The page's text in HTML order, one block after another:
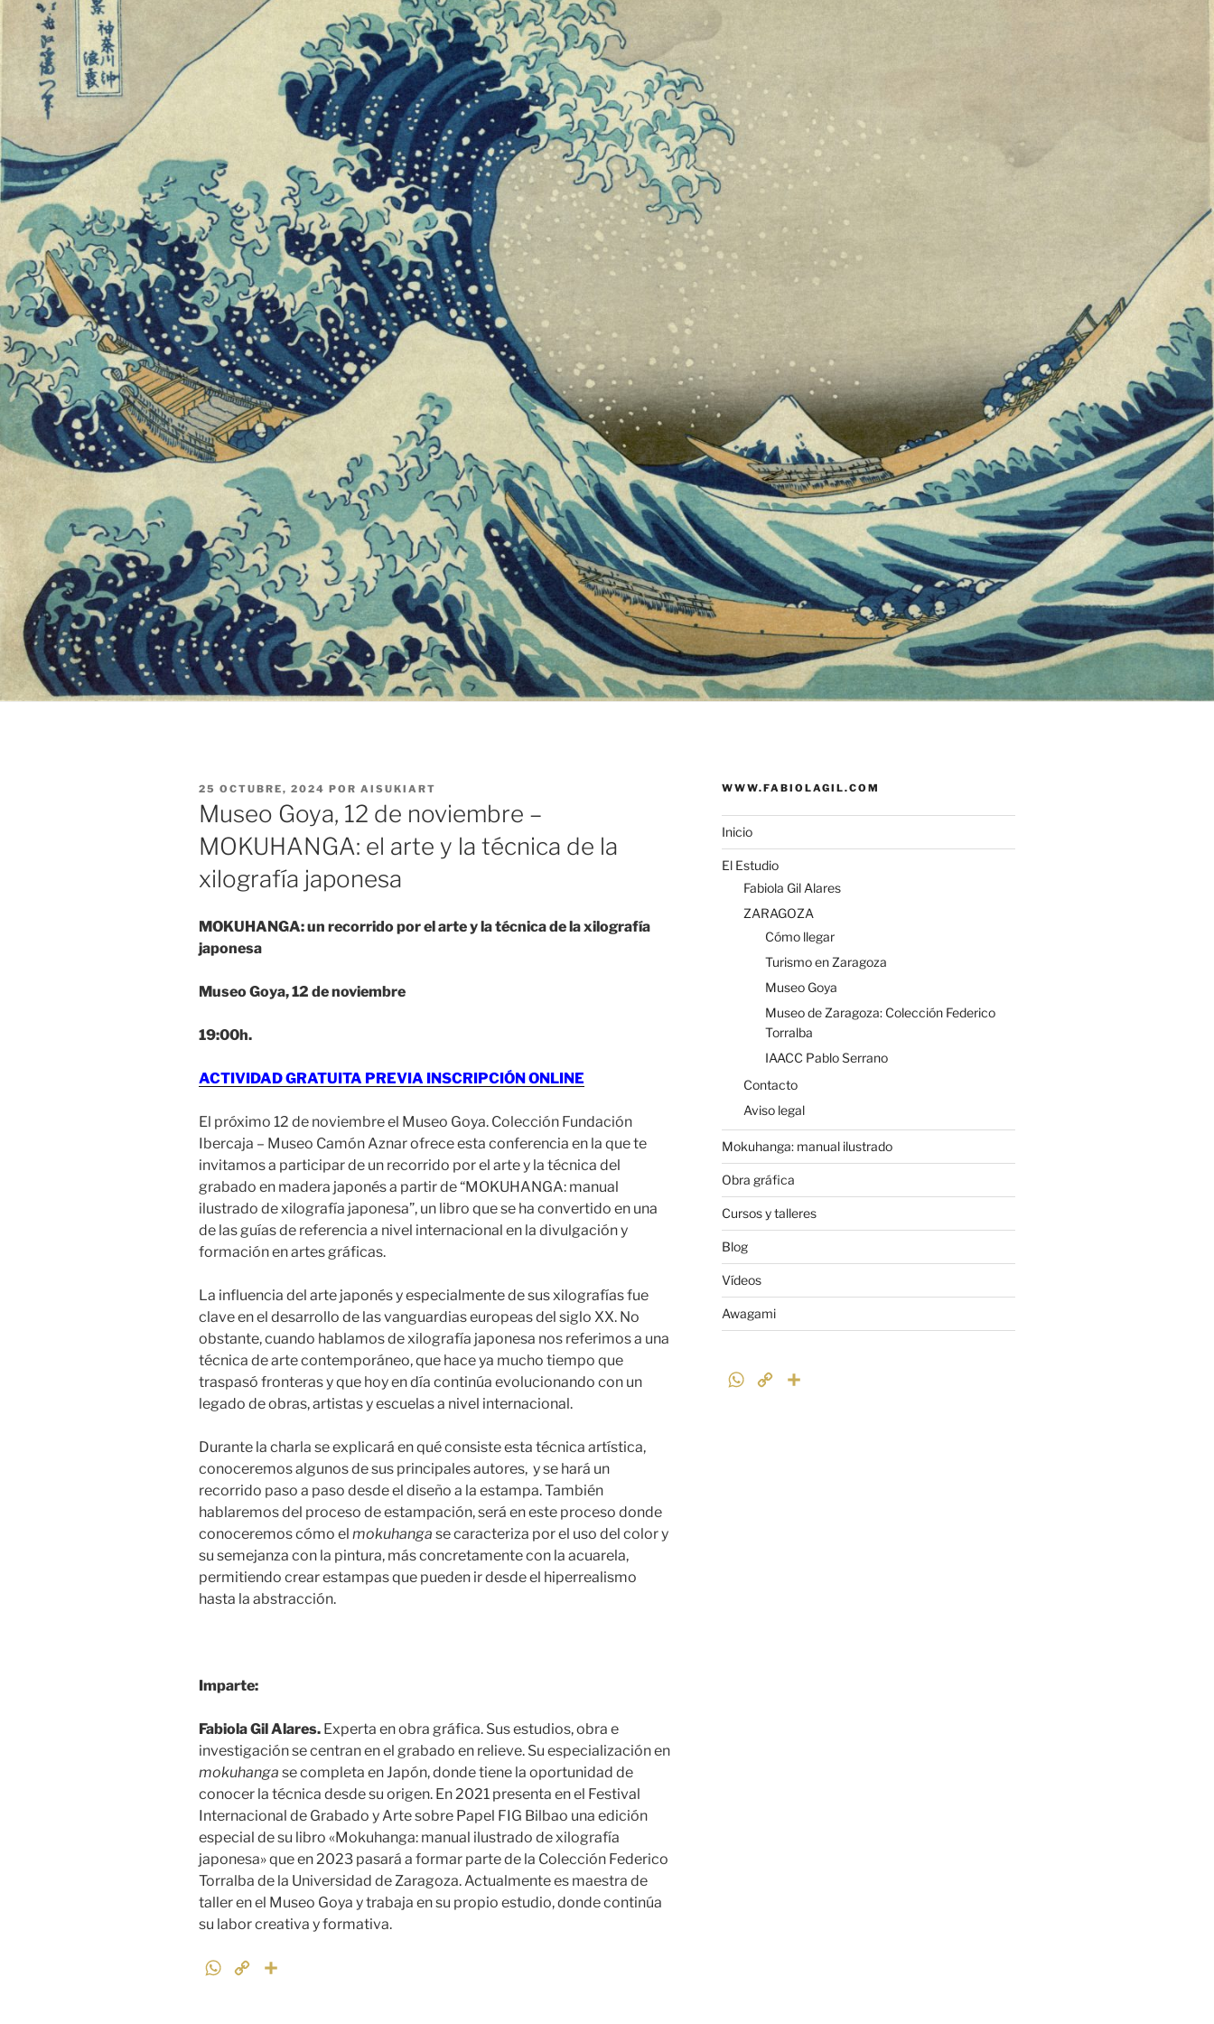
PUBLICADO
EL
25 OCTUBRE, 2024 POR AISUKIART
Museo Goya, 12 de noviembre –
MOKUHANGA: el arte y la técnica de la
xilografía japonesa
MOKUHANGA: un recorrido por el arte y la técnica de la xilografía
japonesa
Museo Goya, 12 de noviembre
19:00h.
ACTIVIDAD GRATUITA PREVIA INSCRIPCIÓN ONLINE
El próximo 12 de noviembre el Museo Goya. Colección Fundación
Ibercaja – Museo Camón Aznar ofrece esta conferencia en la que te
invitamos a participar de un recorrido por el arte y la técnica del
grabado en madera japonés a partir de “MOKUHANGA: manual
ilustrado de xilografía japonesa”, un libro que se ha convertido en una
de las guías de referencia a nivel internacional en la divulgación y
formación en artes gráficas.
La influencia del arte japonés y especialmente de sus xilografías fue
clave en el desarrollo de las vanguardias europeas del siglo XX. No
obstante, cuando hablamos de xilografía japonesa nos referimos a una
técnica de arte contemporáneo, que hace ya mucho tiempo que
traspasó fronteras y que hoy en día continúa evolucionando con un
legado de obras, artistas y escuelas a nivel internacional.
Durante la charla se explicará en qué consiste esta técnica artística,
conoceremos algunos de sus principales autores, y se hará un
recorrido paso a paso desde el diseño a la estampa. También
hablaremos del proceso de estampación, será en este proceso donde
conoceremos cómo el mokuhanga se caracteriza por el uso del color y
su semejanza con la pintura, más concretamente con la acuarela,
permitiendo crear estampas que pueden ir desde el hiperrealismo
hasta la abstracción.
Imparte:
Fabiola Gil Alares. Experta en obra gráfica. Sus estudios, obra e
investigación se centran en el grabado en relieve. Su especialización en
mokuhanga se completa en Japón, donde tiene la oportunidad de
conocer la técnica desde su origen. En 2021 presenta en el Festival
Internacional de Grabado y Arte sobre Papel FIG Bilbao una edición
especial de su libro «Mokuhanga: manual ilustrado de xilografía
japonesa» que en 2023 pasará a formar parte de la Colección Federico
Torralba de la Universidad de Zaragoza. Actualmente es maestra de
taller en el Museo Goya y trabaja en su propio estudio, donde continúa
su labor creativa y formativa.
W
WWW.FABIOLAGIL.COM
Inicio
El Estudio
Fabiola Gil Alares
ZARAGOZA
Cómo llegar
Turismo en Zaragoza
Museo Goya
Museo de Zaragoza: Colección Federico
Torralba
IAACC Pablo Serrano
Contacto
Aviso legal
Mokuhanga: manual ilustrado
Obra gráfica
Cursos y talleres
Blog
Vídeos
Awagami
W